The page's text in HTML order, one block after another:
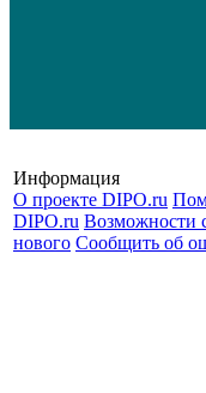
Информация
О проекте DIPO.ru
DIPO.ru Возможности
нового Сообщить об